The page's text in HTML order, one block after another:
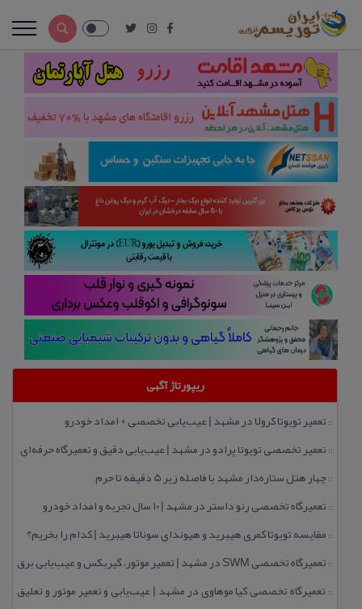
ریپورتاژ آگهی
:: تعمیر تویوتا كرولا در مشهد | عیب‌یابی تخصصی + امداد خودرو
:: تعمیر تخصصی تویوتا پرادو در مشهد | عیب‌یابی دقیق و تعمیرگاه حرفه‌ای
::چهار هتل‌ ستاره‌دار مشهد با فاصله زیر 5 دقیقه تا حرم
:: تعمیرگاه تخصصی رنو داستر در مشهد | ۱۰ سال تجربه و امداد خودرو
:: مقایسه تویوتا كمری هیبرید و هیوندای سوناتا هیبرید | كدام را بخریم؟
:: تعمیرگاه تخصصی SWM در مشهد | تعمیر موتور، گیربكس و عیب‌یابی برق
:: تعمیرگاه تخصصی كیا موهاوی در مشهد | عیب‌یابی و تعمیر موتور و تعلیق